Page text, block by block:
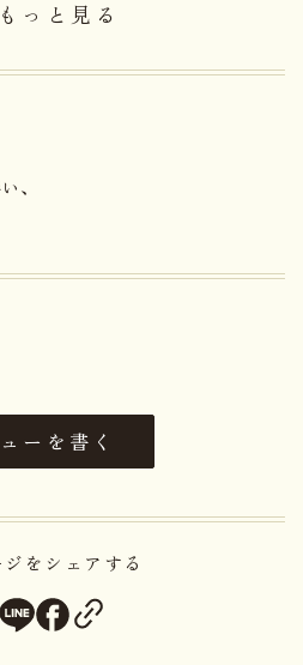
ひろの世界2号、
羊かん1本入、2本入
6個入
ん詰合せ6個入
6個入
もっと見る
、
ーを書く
をシェアする